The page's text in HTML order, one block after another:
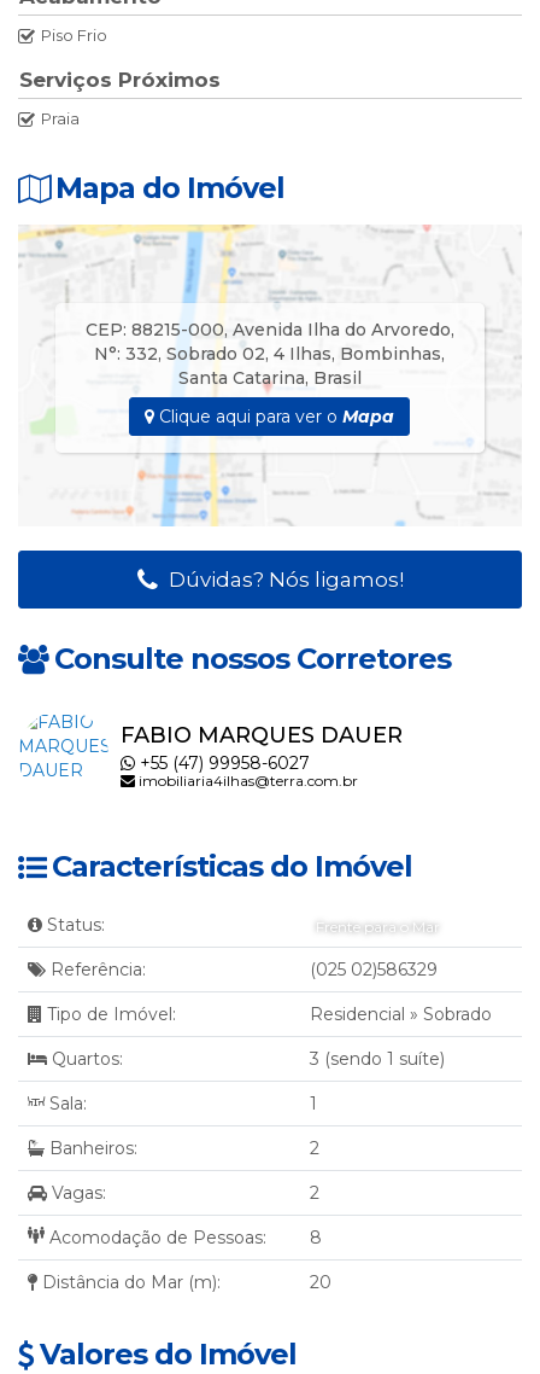
1 - cama casal box com ar condicionado Split
. Quarto
. Cama casal box
. 1 cama solteiro box, com ar condicionado Split
Acomoda até
08 pessoas
PONTOS FORTES
20 Metros da Praia de 4 Ilhas
Piso Frio
Serviços Próximos
Praia
Mapa do Imóvel
CEP: 88215-000, Avenida Ilha do Arvoredo,
N°: 332,Sobrado 02,4 Ilhas, Bombinhas,
Santa Catarina, Brasil
Clique aqui para ver oMapa
Dúvidas? Nós ligamos!
Consulte nossos Corretores
FABIO MARQUES DAUER
+55 (47) 99958-6027
imobiliaria4ilhas@terra.com.br
Características do Imóvel
Status: Frente para o Mar
Referência: (025 02)586329
Tipo de Imóvel: Residencial » Sobrado
Quartos: 3 (sendo 1 suíte)
Sala: 1
Banheiros: 2
Vagas: 2
Acomodação de Pessoas: 8
Distância do Mar (m): 20
Valores do Imóvel